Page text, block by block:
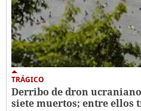
TRÁGICO
Derribo de dron
siete muertos; entre ellos